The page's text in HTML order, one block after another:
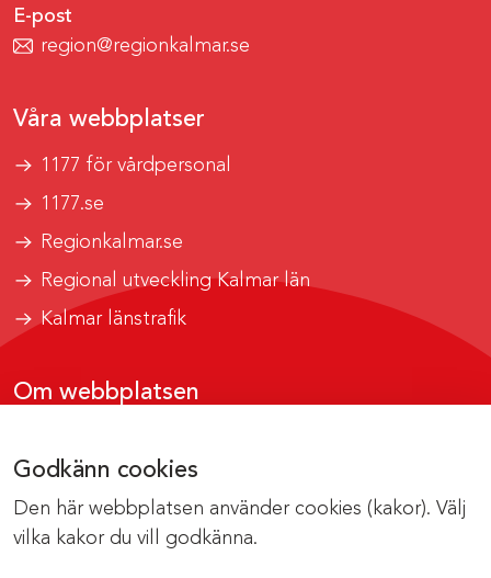
Godkänn cookies
Den här webbplatsen använder cookies (kakor). Välj
vilka kakor du vill godkänna.
E-post
region@regionkalmar.se
Våra webbplatser
1177 för vårdpersonal
1177.se
Regionkalmar.se
Regional utveckling Kalmar län
Kalmar länstrafik
Om webbplatsen
Om cookies
Kontakta webbredaktionen